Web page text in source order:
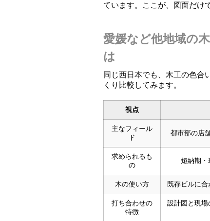
ています。ここが、図面だけ
愛媛など他地域の
は
同じ西日本でも、木工の色合
くり比較してみます。
視点
主なフィール
ド
都市部の店
求められるも
の
短納期・
木の使い方 既存ビルに
打ち合わせの
特徴
設計図と現